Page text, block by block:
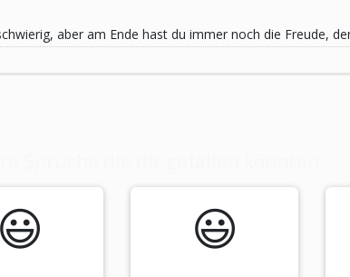
aber am Ende hast du immer noch die Freude,
😃️ 😃️